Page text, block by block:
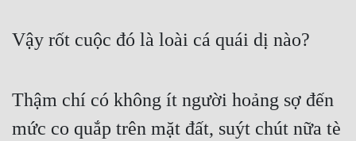
Truyện ngắn
Cung Đấu
Vậy rốt cuộc đó là loài cá quái dị nào?
Thậm chí có không ít người hoảng sợ đến
mức co quắp trên mặt đất, suýt chút nữa tè